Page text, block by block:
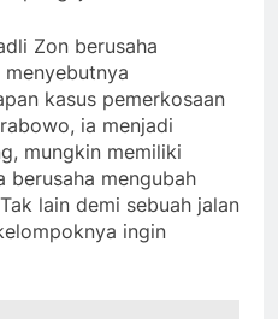
Zon berusaha
kasus pemerkosaan
ia menjadi
mungkin memiliki
berusaha mengubah
lain demi sebuah jalan
ingin